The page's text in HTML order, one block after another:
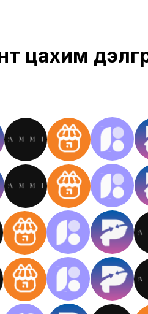
цахим